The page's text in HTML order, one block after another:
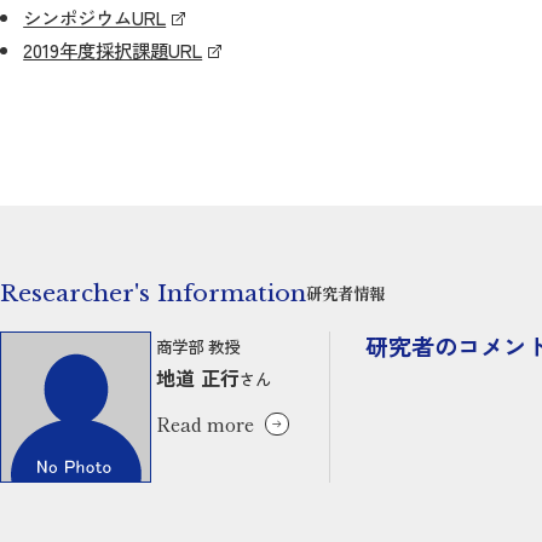
シンポジウムURL
2019年度採択課題URL
Researcher's Information研究者情報
商学部 教授
地道 正行さん
Read more
研究者のコメン